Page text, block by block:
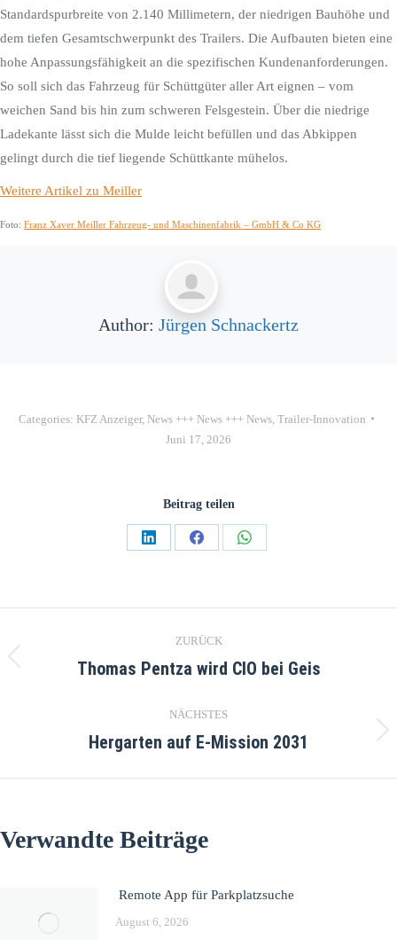
Standardspurbreite von 2.140 Millimetern, der niedrigen Bauhöhe und
dem tiefen Gesamtschwerpunkt des Trailers. Die Aufbauten bieten eine
hohe Anpassungsfähigkeit an die spezifischen Kundenanforderungen.
So soll sich das Fahrzeug für Schüttgüter aller Art eignen – vom
weichen Sand bis hin zum schweren Felsgestein. Über die niedrige
Ladekante lässt sich die Mulde leicht befüllen und das Abkippen
gelingt durch die tief liegende Schüttkante mühelos.
Weitere Artikel zu Meiller
Foto: Franz Xaver Meiller Fahrzeug- und Maschinenfabrik – GmbH & Co KG
Author: Jürgen Schnackertz
Categories: KFZ Anzeiger, News +++ News +++ News, Trailer-Innovation
Juni 17, 2026
Beitrag teilen
ZURÜCK
Thomas Pentza wird CIO bei Geis
NÄCHSTES
Hergarten auf E-Mission 2031
Verwandte Beiträge
Remote App für Parkplatzsuche
August 6, 2026